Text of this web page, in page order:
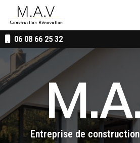
contenu
principal
06 08 66 25 32
Entreprise de construction